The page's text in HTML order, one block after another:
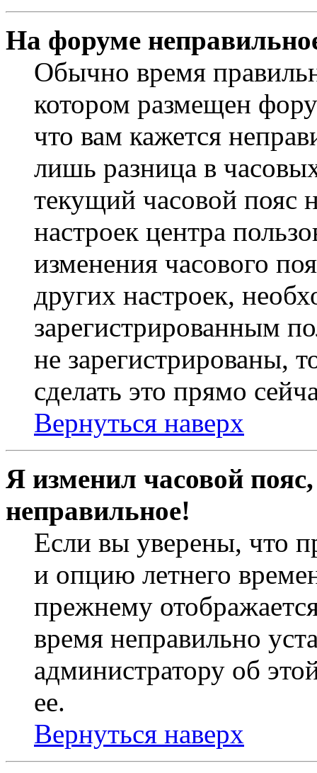
На форуме
Обычно время
котором размещен
что вам кажется
лишь разница в
текущий часовой пояс
настроек центра
изменения часового
других настроек,
зарегистрированным
не зарегистрированы,
сделать это прямо
Вернуться наверх
Я изменил часовой
неправильное!
Если вы уверены, что
и опцию летнего
прежнему
время неправильно
администратору об
ее.
Вернуться наверх